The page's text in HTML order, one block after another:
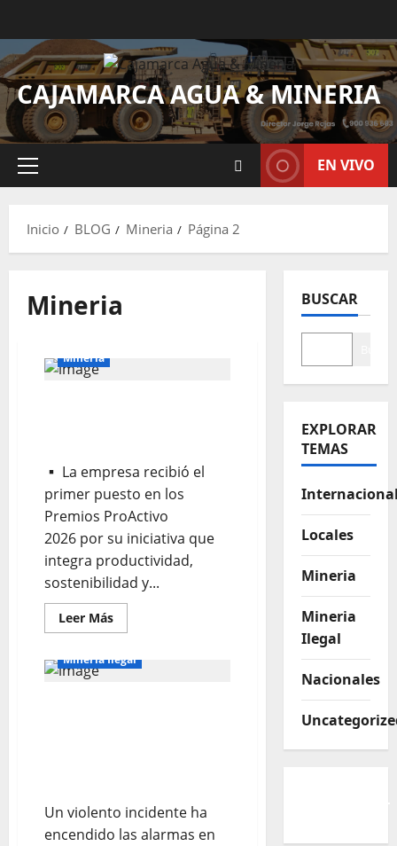
CAJAMARCA AGUA & MINERIA
EN VIVO
Inicio BLOG Mineria Página 2
Mineria
Mineria
▪ La empresa recibió el
primer puesto en los
Premios ProActivo
2026 por su iniciativa que
integra productividad,
sostenibilidad y...
Leer Más
Locales
Mineria
Mineria Ilegal
Un violento incidente ha
encendido las alarmas en
BUSCAR
EXPLORAR
TEMAS
Locales
Mineria
Mineria
Ilegal
Nacionales